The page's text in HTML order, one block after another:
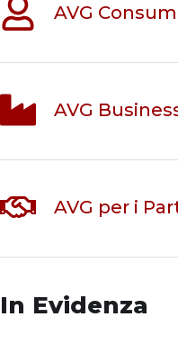
AVG
AVG
AVG per i
In Evidenza